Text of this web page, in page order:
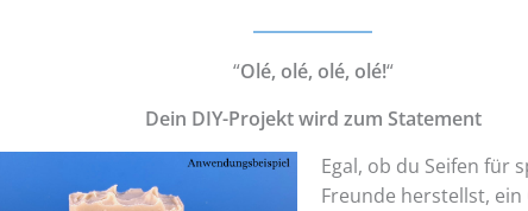
“Olé, olé, olé, olé!“
Dein DIY-Projekt wird zum Statement
Egal, ob du Seifen für
Freunde herstellst,